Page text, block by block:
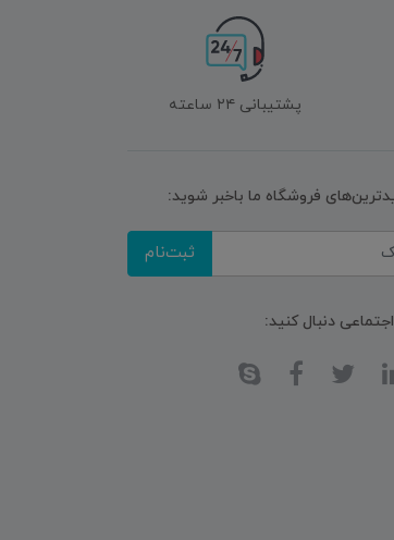
پشتیبانی ۲۴ ساعته
فروشگاه ما باخبر شوید:
ثبت‌نام
دنبال کنید: